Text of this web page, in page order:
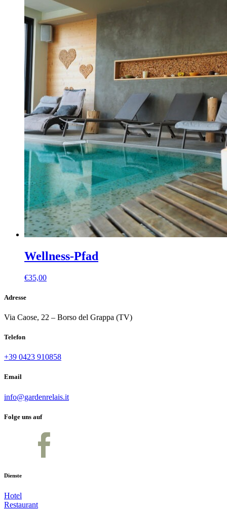
Wellness-Pfad
€35,00
Adresse
Via Caose, 22 – Borso del Grappa (TV)
Telefon
+39 0423 910858
Email
info@gardenrelais.it
Folge uns auf
Dienste
Hotel
Restaurant